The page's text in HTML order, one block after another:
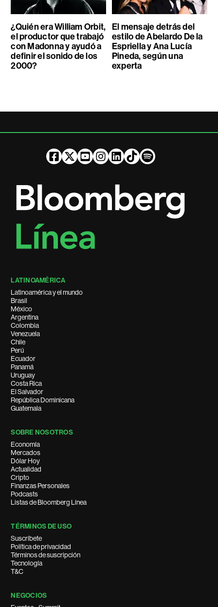
¿Quién era William Orbit,
el productor que trabajó
con Madonna y ayudó a
definir el sonido de los
2000?
El mensaje detrás del
estilo de Abelardo De la
Espriella y Ana Lucía
Pineda, según una
experta
LATINOAMÉRICA
Latinoamérica y el mundo
Brasil
México
Argentina
Colombia
Venezuela
Chile
Perú
Ecuador
Panamá
Uruguay
Costa Rica
El Salvador
República Dominicana
Guatemala
SOBRE NOSOTROS
Economía
Mercados
Dólar Hoy
Actualidad
Cripto
Finanzas Personales
Podcasts
Listas de Bloomberg Línea
TÉRMINOS DE USO
Suscríbete
Política de privacidad
Términos de suscripción
Tecnología
T&C
NEGOCIOS